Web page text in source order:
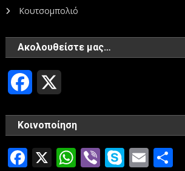
Κουτσομπολιό
Ακολουθείστε μας…
Facebook
Κοινοποίηση
Facebook
X WhatsApp
ViberSkype
Email